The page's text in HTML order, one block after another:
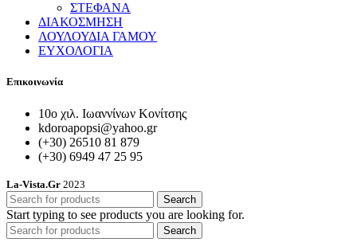
ΣΤΕΦΑΝΑ
ΔΙΑΚΟΣΜΗΣΗ
ΛΟΥΛΟΥΔΙΑ ΓΑΜΟΥ
ΕΥΧΟΛΟΓΙΑ
Επικοινωνία
10ο χιλ. Ιωαννίνων Κονίτσης
kdoroapopsi@yahoo.gr
(+30) 26510 81 879
(+30) 6949 47 25 95
La-Vista.Gr 2023
Search
Start typing to see products you are looking for.
Search